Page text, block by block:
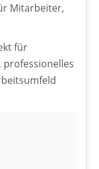
Mitarbeiter,
für